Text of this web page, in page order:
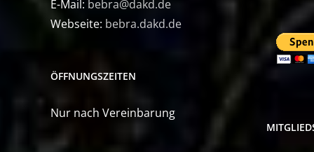
E-Mail: bebra@dakd.de
Webseite: bebra.dakd.de
ÖFFNUNGSZEITEN
Nur nach Vereinbarung